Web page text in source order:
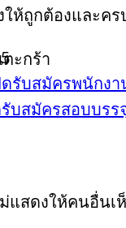
ะกร้า
ให้ถูกต้องและค
รับสมัครพนักงา
บสมัครสอบบรร
แสดงให้คนอื่นเ